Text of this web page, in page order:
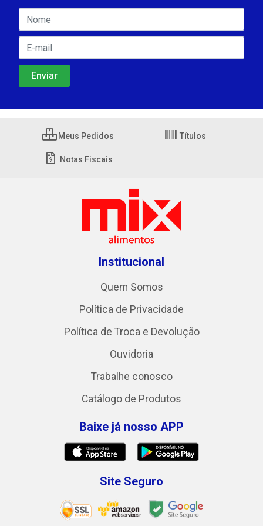
Meus Pedidos Títulos
Notas Fiscais
Institucional
Quem Somos
Política de Privacidade
Política de Troca e Devolução
Ouvidoria
Trabalhe conosco
Catálogo de Produtos
Baixe já nosso APP
Site Seguro